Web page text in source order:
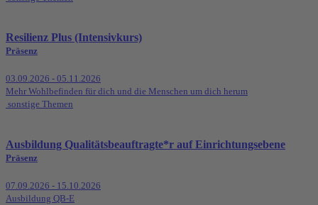
Resilienz Plus (Intensivkurs)
Präsenz
03.09.2026 - 05.11.2026
Mehr Wohlbefinden für dich und die Menschen um dich herum
sonstige Themen
Ausbildung Qualitätsbeauftragte*r auf Einrichtungsebene
Präsenz
07.09.2026 - 15.10.2026
Ausbildung QB-E